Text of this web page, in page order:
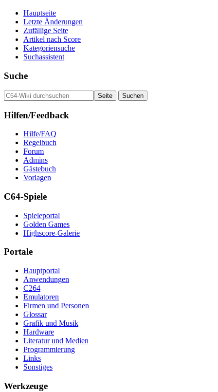
Hauptseite
Letzte Änderungen
Zufällige Seite
Artikel nach Score
Kategoriensuche
Suchassistent
Suche
Hilfen/Feedback
Hilfe/FAQ
Regelbuch
Forum
Admins
Gästebuch
Vorlagen
C64-Spiele
Spieleportal
Golden Games
Highscore-Galerie
Portale
Hauptportal
Anwendungen
C264
Emulatoren
Firmen und Personen
Glossar
Grafik und Musik
Hardware
Literatur und Medien
Programmierung
Links
Sonstiges
Werkzeuge